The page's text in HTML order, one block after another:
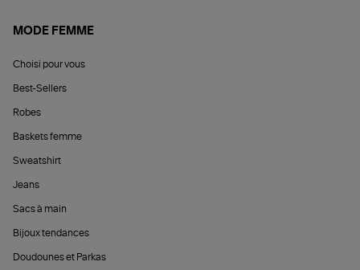
MODE FEMME
Choisi pour vous
Best-Sellers
Robes
Baskets femme
Sweatshirt
Jeans
Sacs à main
Bijoux tendances
Doudounes et Parkas